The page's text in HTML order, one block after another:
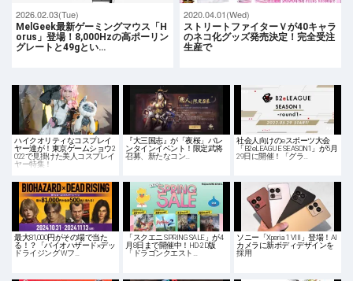
2026.02.03(Tue)
MelGeek最新ゲーミングマウス「H
orus」登場！8,000Hzの高ポーリン
グレートと49gとい…
2020.04.01(Wed)
ストリートファイターＶが40キャラ
のネコ化グッズ発売決定！完全受注
生産で
ハイクオリティなコスプレイ
ヤー達が！東京ゲームショウ2
022で見掛けた美人コスプレイ
ヤー特集！
『大三国志』が「夜桜」バレ
ンタインイベント！限定武将
召募、新たなコン…
社会人向けのeスポーツ大会
「B2eLEAGUE SEASON1」が5月
29日に開催！「グラ…
最大81,000円がその場で当た
る！？「バイオハザード×デッ
ドライジング Wフ…
「スクエニ SPRING SALE」が4
月8日まで開催中！HD-2D版
「ドラゴンクエスト…
ソニー「Xperia 1 VIII」登場！AI
カメラに新ボディデザインを
採用